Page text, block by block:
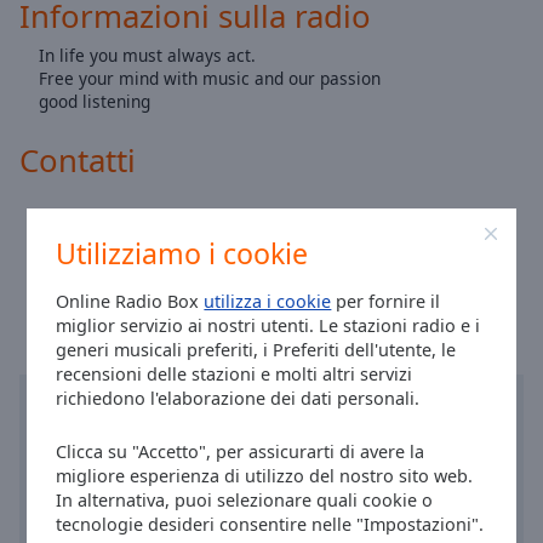
Utilizziamo i cookie
Online Radio Box utilizza i cookie per fornire il
miglior servizio ai nostri utenti. Le stazioni radio e i
generi musicali preferiti, i Preferiti dell'utente, le
recensioni delle stazioni e molti altri servizi
richiedono l'elaborazione dei dati personali.
Clicca su "Accetto", per assicurarti di avere la
migliore esperienza di utilizzo del nostro sito web.
In alternativa, puoi selezionare quali cookie o
tecnologie desideri consentire nelle "Impostazioni".
Area
Color
Font
Family
Informazioni sulla radio
In life you must always act.
Free your mind with music and our passion
good listening
Contatti
Ora a Milano:00:45, 08.08.2026